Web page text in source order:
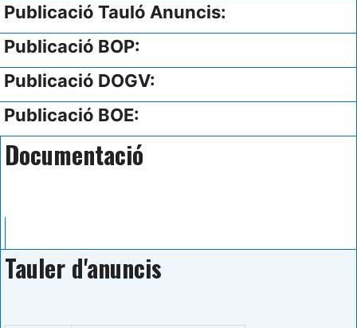
Publicació Tauló Anuncis:
Publicació BOP:
Publicació DOGV:
Publicació BOE:
Documentació
Tauler d'anuncis